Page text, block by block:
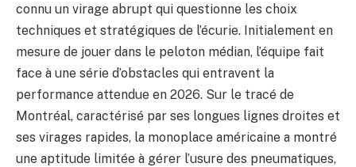
connu un virage abrupt qui questionne les choix
techniques et stratégiques de l’écurie. Initialement en
mesure de jouer dans le peloton médian, l’équipe fait
face à une série d’obstacles qui entravent la
performance attendue en 2026. Sur le tracé de
Montréal, caractérisé par ses longues lignes droites et
ses virages rapides, la monoplace américaine a montré
une aptitude limitée à gérer l’usure des pneumatiques,